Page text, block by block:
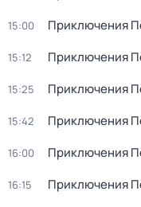
15:00 Приключения
15:12 Приключения
15:25 Приключения
15:42 Приключения
16:00 Приключения
16:15 Приключения